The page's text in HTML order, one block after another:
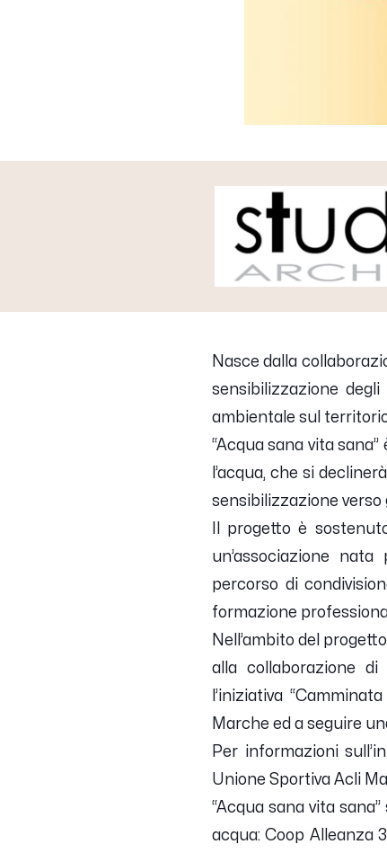
Nasce dalla
sensibilizzazione
ambientale sul
“Acqua sana vita
l’acqua, che si
sensibilizzazione
Il progetto è
un’associazione
percorso di
formazione
Nell’ambito del
alla collaborazione di
l’iniziativa
Marche ed a seguire
Per informazioni
Unione Sportiva Acli
“Acqua sana vita
acqua: Coop Alleanza